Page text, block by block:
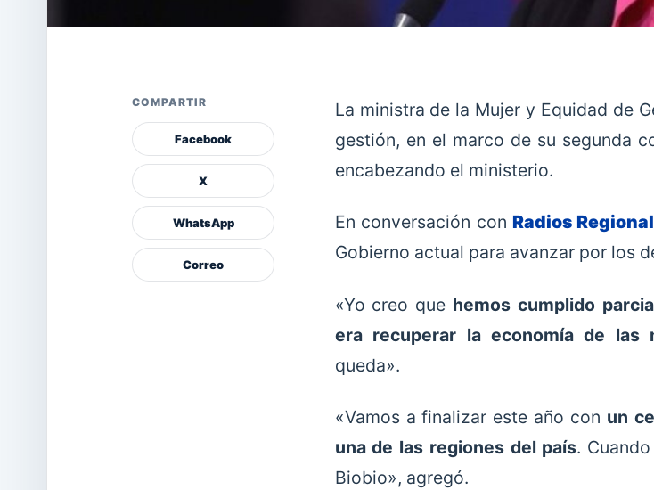
COMPARTIR
Facebook
X
WhatsApp
Correo
La ministra de la Mujer y Equidad de
gestión, en el marco de su segunda
encabezando el ministerio.
En conversación con Radios
Gobierno actual para avanzar por los
«Yo creo que hemos cumplido
era recuperar la economía de las
queda».
«Vamos a finalizar este año con un
una de las regiones del país.
Biobio», agregó.